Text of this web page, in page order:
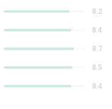
8.2
8.4
8.7
8.5
8.4